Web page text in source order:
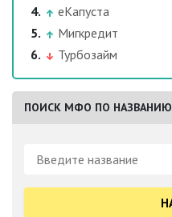
еКапуста
Мигкредит
Турбозайм
ПОИСК МФО ПО НАЗВАНИЮ
Поиск: